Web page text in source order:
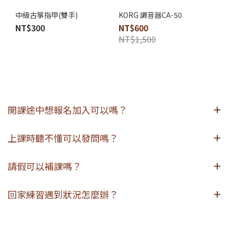
中級古箏指甲(雙手)
NT$300
KORG 調音器CA-50
NT$600
NT$1,500
開課途中想報名加入可以嗎？
上課時聽不懂可以發問嗎？
請假可以補課嗎？
回家練習遇到狀況怎麼辦？